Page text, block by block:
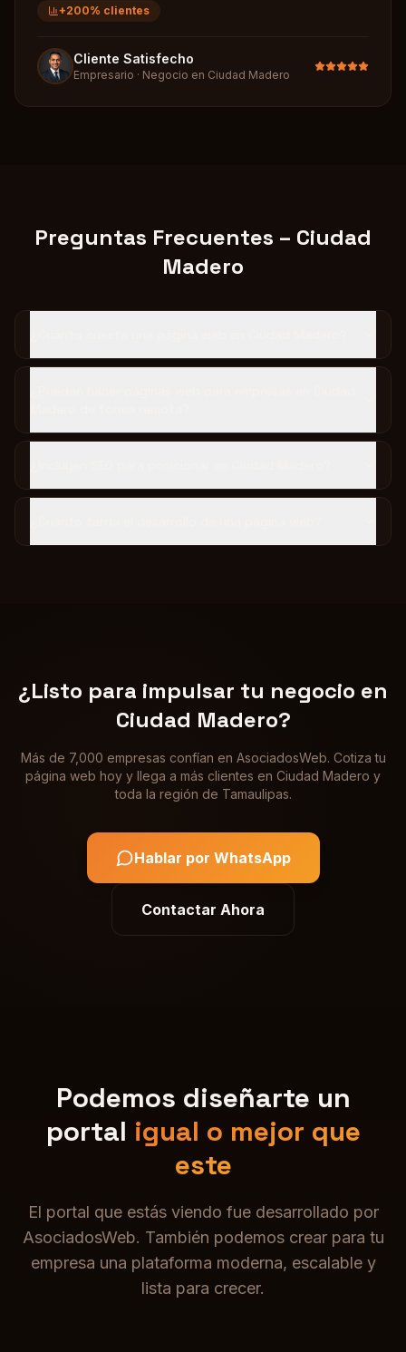
+200% clientes
Cliente Satisfecho
Empresario · Negocio en Ciudad Madero
Preguntas Frecuentes – Ciudad
Madero
¿Listo para impulsar tu negocio en
Ciudad Madero?
Más de 7,000 empresas confían en AsociadosWeb. Cotiza tu
página web hoy y llega a más clientes en Ciudad Madero y
toda la región de Tamaulipas.
Hablar por WhatsApp
Contactar Ahora
Podemos diseñarte un
portal igual o mejor que
este
El portal que estás viendo fue desarrollado por
AsociadosWeb. También podemos crear para tu
empresa una plataforma moderna, escalable y
lista para crecer.